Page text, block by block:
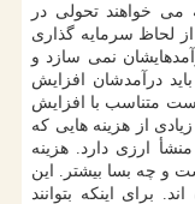
می خواهند تحولی در
لحاظ سرمایه گذاری
نمی سازد و
درآمدشان افزایش
متناسب با افزایش
از هزینه هایی که
ارزی دارد. هزینه
و چه بسا بیشتر. این
برای اینکه بتوانند